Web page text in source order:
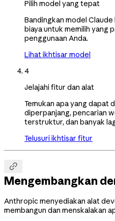
Pilih model yang tepat
Bandingkan model
biaya untuk memilih yang
penggunaan Anda.
Lihat ikhtisar model
4
Jelajahi fitur dan alat
Temukan apa yang dapat
diperpanjang, pencarian
terstruktur, dan banyak
Telusuri ikhtisar fitur

Mengembangkan
Anthropic menyediakan alat
membangun dan menskalakan